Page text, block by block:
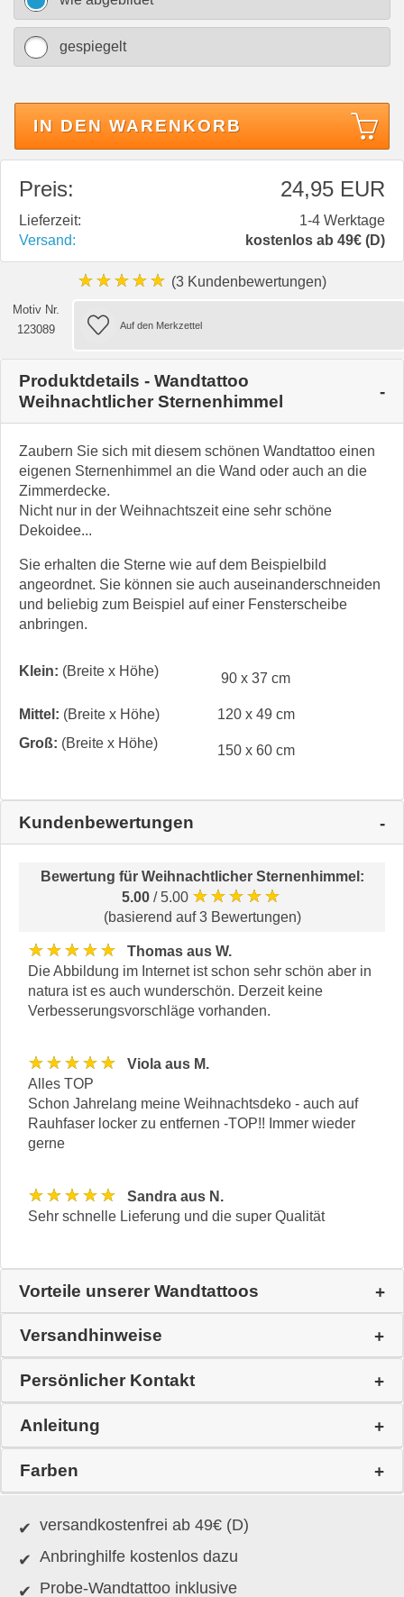
gespiegelt
IN DEN WARENKORB
Preis: 24,95 EUR
Lieferzeit:
1-4 Werktage
Versand:
kostenlos ab 49€ (D)
★★★★★ (3 Kundenbewertungen)
Motiv Nr.
123089
Produktdetails - Wandtattoo
Weihnachtlicher Sternenhimmel
Zaubern Sie sich mit diesem schönen Wandtattoo einen
eigenen Sternenhimmel an die Wand oder auch an die
Zimmerdecke.
Nicht nur in der Weihnachtszeit eine sehr schöne
Dekoidee...
Sie erhalten die Sterne wie auf dem Beispielbild
angeordnet. Sie können sie auch auseinanderschneiden
und beliebig zum Beispiel auf einer Fensterscheibe
anbringen.
Klein: (Breite x Höhe) 90 x 37 cm
Mittel: (Breite x Höhe)
120 x 49 cm
Groß: (Breite x Höhe) 150 x 60 cm
Kundenbewertungen
Bewertung für Weihnachtlicher Sternenhimmel :
5.00 / 5.00 ★★★★★
(basierend auf 3 Bewertungen)
★★★★★
Thomas aus W.
Die Abbildung im Internet ist schon sehr schön aber in
natura ist es auch wunderschön. Derzeit keine
Verbesserungsvorschläge vorhanden.
★★★★★
Viola aus M.
Alles TOP
Schon Jahrelang meine Weihnachtsdeko - auch auf
Rauhfaser locker zu entfernen -TOP!! Immer wieder
gerne
★★★★★
Sandra aus N.
Sehr schnelle Lieferung und die super Qualität
Vorteile unserer Wandtattoos
Versandhinweise
Persönlicher Kontakt
Anleitung
Farben
versandkostenfrei ab 49€ (D)
Anbringhilfe kostenlos dazu
Probe-Wandtattoo inklusive